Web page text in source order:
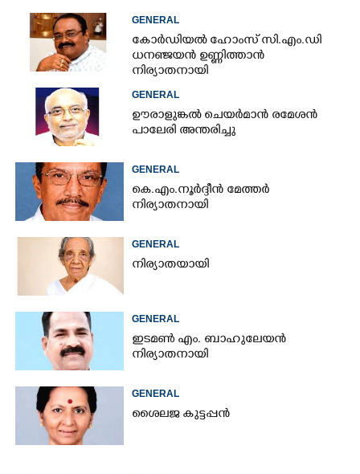
GENERAL
കോർഡിയൽ ഹോംസ് സി.എം.ഡി
ധനഞ്ജയൻ ഉണ്ണിത്താൻ
നിര്യാതനായി
GENERAL
ഊരാളുങ്കൽ ചെയർമാൻ രമേശൻ
പാലേരി അന്തരിച്ചു
GENERAL
കെ.എം.നൂർദ്ദീൻ മേത്തർ
നിര്യാതനായി
GENERAL
നിര്യാതയായി
GENERAL
ഇടമൺ എം. ബാഹുലേയൻ
നിര്യാതനായി
GENERAL
ശൈലജ കുട്ടപ്പൻ